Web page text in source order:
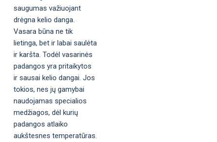
saugumas važiuojant
drėgna kelio danga.
Vasara būna ne tik
lietinga, bet ir labai saulėta
ir karšta. Todėl vasarinės
padangos yra pritaikytos
ir sausai kelio dangai. Jos
tokios, nes jų gamybai
naudojamas specialios
medžiagos, dėl kurių
padangos atlaiko
aukštesnes temperatūras.